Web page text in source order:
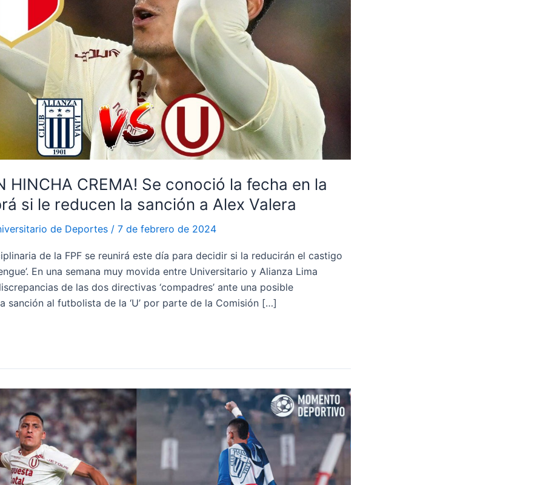
HINCHA CREMA! Se conoció la fecha en la
si le reducen la sanción a Alex Valera
de Deportes / 7 de febrero de 2024
de la FPF se reunirá este día para decidir si la reducirán el castigo
En una semana muy movida entre Universitario y Alianza Lima
de las dos directivas ‘compadres’ ante una posible
sanción al futbolista de la ‘U’ por parte de la Comisión […]